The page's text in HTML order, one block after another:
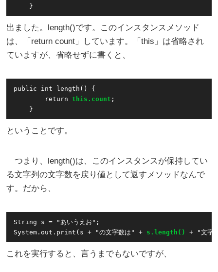
出ました。length()です。このインスタンスメソッド
は、「return count」しています。「this」は省略され
ていますが、省略せずに書くと、
public int length() {
        return
this.count ;
ということです。
つまり、length()は、このインスタンスが保持してい
る文字列の文字数を戻り値として返すメソッドなんで
す。だから、
String s = "あいうえお";
System.out.print(s + "の文字数は" + s.length()
これを実行すると、言うまでもないですが、